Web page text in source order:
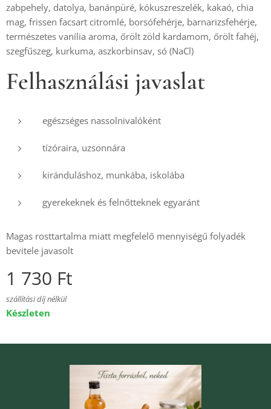
zabpehely, datolya, banánpüré, kókuszreszelék, kakaó, chia
mag, frissen facsart citromlé, borsófehérje, barnarizsfehérje,
természetes vanília aroma, őrölt zöld kardamom, őrölt fahéj,
Felhasználási javaslat
egészséges nassolnivalóként
tízóraira, uzsonnára
kiránduláshoz, munkába, iskolába
gyerekeknek és felnőtteknek egyaránt
Magas rosttartalma miatt megfelelő mennyiségű folyadék
bevitele javasolt
1 730 Ft
szállítási díj nélkül
Készleten